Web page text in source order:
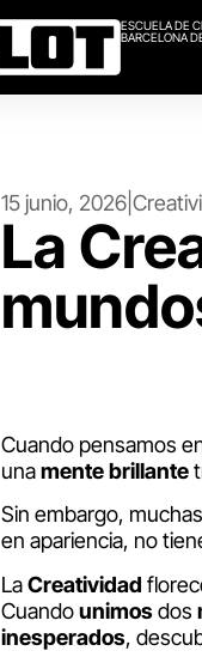
ESCUELA DE
BARCELONA
15 junio, 2026
La
Cuando pensamos
unamentebrillante
Sin embargo,
en apariencia, no
LaCreatividad
Cuandounimosdos
inesperados,